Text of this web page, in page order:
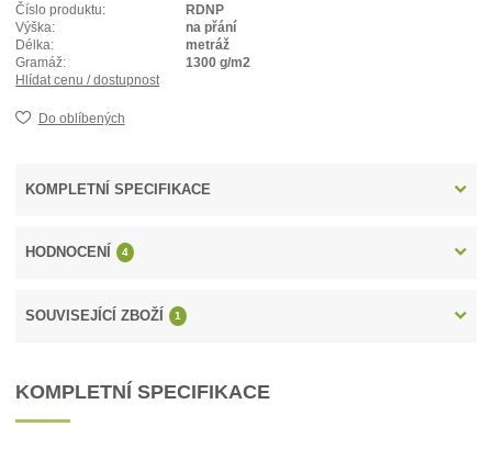
Číslo produktu:
RDNP
Výška:
na přání
Délka:
metráž
Gramáž:
1300 g/m2
Hlídat cenu / dostupnost
Do oblíbených
KOMPLETNÍ SPECIFIKACE
HODNOCENÍ 4
SOUVISEJÍCÍ ZBOŽÍ 1
KOMPLETNÍ SPECIFIKACE